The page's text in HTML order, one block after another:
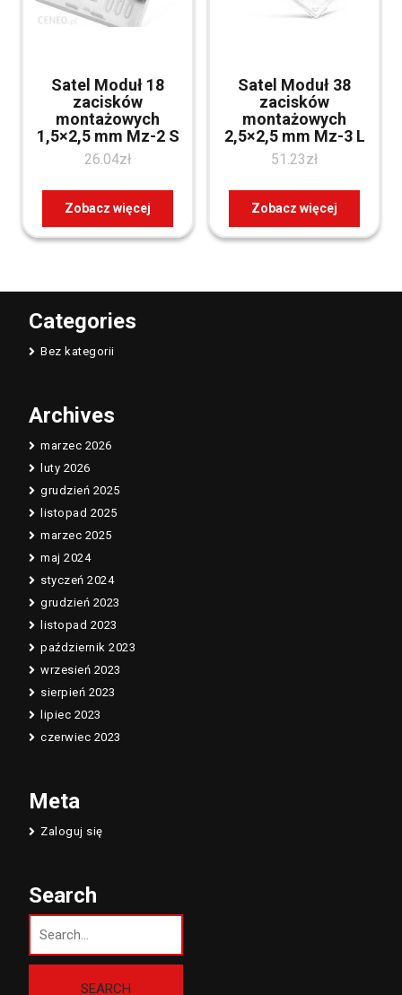
Satel Moduł 18
zacisków
montażowych
1,5×2,5 mm Mz-2 S
26.04zł
Zobacz więcej
Satel Moduł 38
zacisków
montażowych
2,5×2,5 mm Mz-3 L
51.23zł
Zobacz więcej
Categories
Bez kategorii
Archives
marzec 2026
luty 2026
grudzień 2025
listopad 2025
marzec 2025
maj 2024
styczeń 2024
grudzień 2023
listopad 2023
październik 2023
wrzesień 2023
sierpień 2023
lipiec 2023
czerwiec 2023
Meta
Zaloguj się
Search